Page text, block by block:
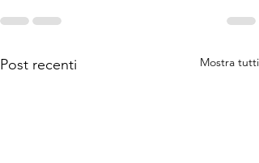
Post recenti Mostra tutti